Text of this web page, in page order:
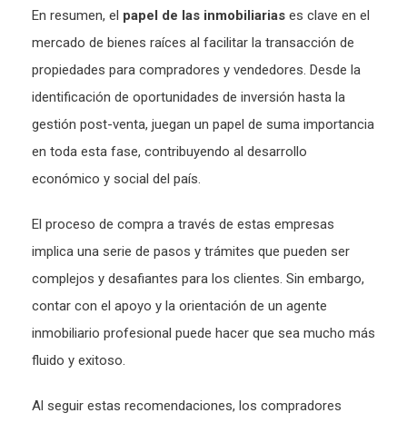
En resumen, el papel de las inmobiliarias es clave en el
mercado de bienes raíces al facilitar la transacción de
propiedades para compradores y vendedores. Desde la
identificación de oportunidades de inversión hasta la
gestión post-venta, juegan un papel de suma importancia
en toda esta fase, contribuyendo al desarrollo
económico y social del país.
El proceso de compra a través de estas empresas
implica una serie de pasos y trámites que pueden ser
complejos y desafiantes para los clientes. Sin embargo,
contar con el apoyo y la orientación de un agente
inmobiliario profesional puede hacer que sea mucho más
fluido y exitoso.
Al seguir estas recomendaciones, los compradores